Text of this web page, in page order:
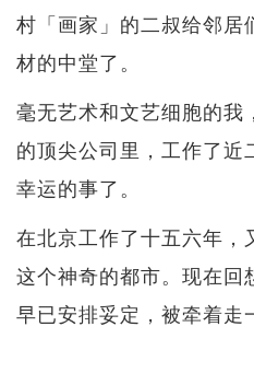
村「画家」的二叔给邻居
材的中堂了。
毫无艺术和文艺细胞的我
的顶尖公司里，工作了近
幸运的事了。
在北京工作了十五六年，
这个神奇的都市。现在回
早已安排妥定，被牵着走